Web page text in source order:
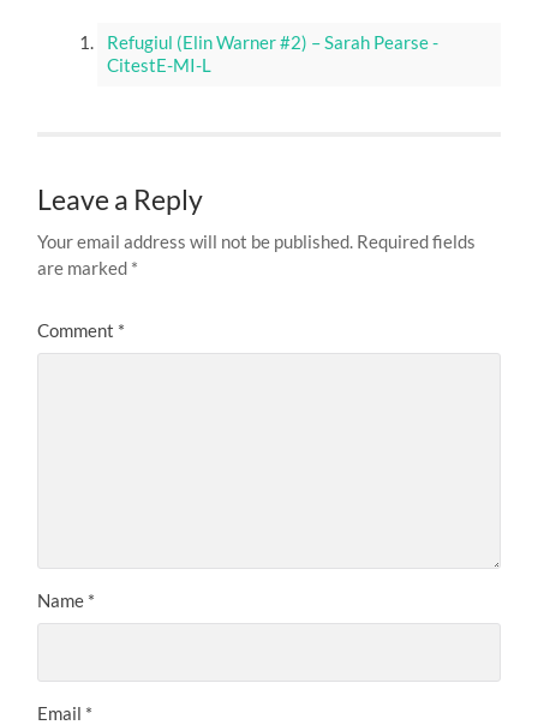
Refugiul (Elin Warner #2) – Sarah Pearse -
CitestE-MI-L
Leave a Reply
Your email address will not be published. Required fields
are marked *
Comment *
Name *
Email *